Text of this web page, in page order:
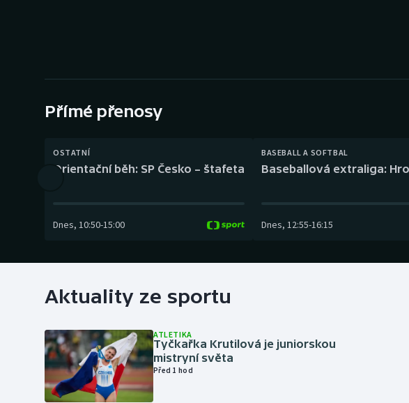
Gymnastika Plážový
Přímé přenosy
OSTATNÍ
Orientační běh: SP Česko – štafeta
Dnes, 10:50-15:00
BASEBALL A SOFTBAL
Baseballová extraliga:
Dnes, 12:55-16:15
Aktuality ze sportu
ATLETIKA
Tyčkařka Krutilová je juniorskou
mistryní světa
Před 1 hod